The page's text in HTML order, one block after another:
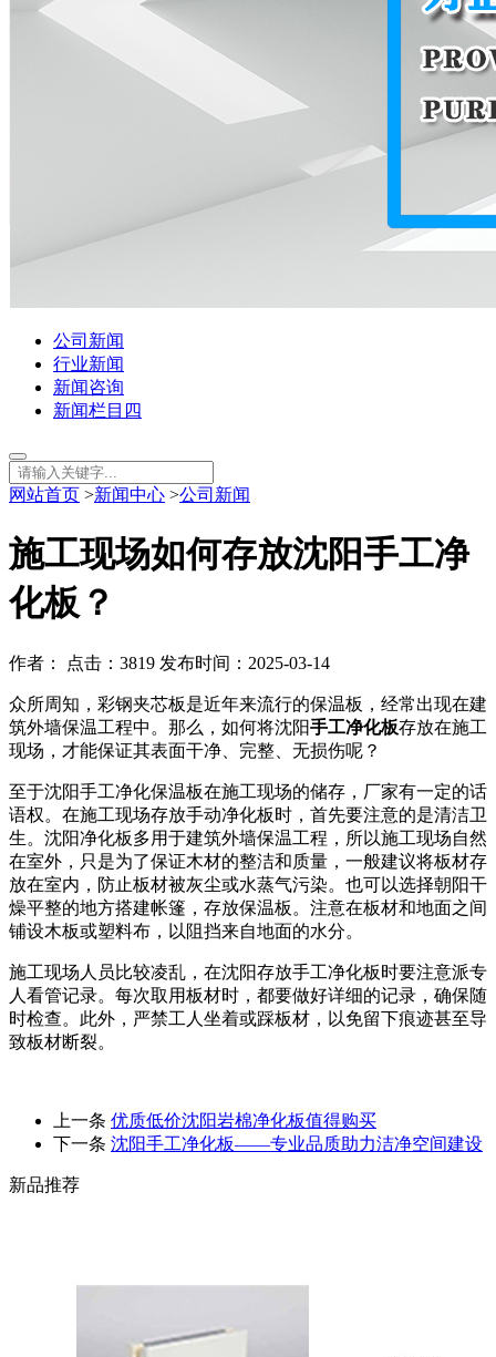
公司新闻
行业新闻
新闻咨询
新闻栏目四
网站首页 >新闻中心 >公司新闻
施工现场如何存放沈阳手工净
化板？
作者： 点击：3819 发布时间：2025-03-14
众所周知，彩钢夹芯板是近年来流行的保温板，经常出现在建
筑外墙保温工程中。那么，如何将沈阳手工净化板存放在施工
现场，才能保证其表面干净、完整、无损伤呢？
至于沈阳手工净化保温板在施工现场的储存，厂家有一定的话
语权。在施工现场存放手动净化板时，首先要注意的是清洁卫
生。沈阳净化板多用于建筑外墙保温工程，所以施工现场自然
在室外，只是为了保证木材的整洁和质量，一般建议将板材存
放在室内，防止板材被灰尘或水蒸气污染。也可以选择朝阳干
燥平整的地方搭建帐篷，存放保温板。注意在板材和地面之间
铺设木板或塑料布，以阻挡来自地面的水分。
施工现场人员比较凌乱，在沈阳存放手工净化板时要注意派专
人看管记录。每次取用板材时，都要做好详细的记录，确保随
时检查。此外，严禁工人坐着或踩板材，以免留下痕迹甚至导
致板材断裂。
上一条 优质低价沈阳岩棉净化板值得购买
下一条 沈阳手工净化板——专业品质助力洁净空间建设
新品推荐